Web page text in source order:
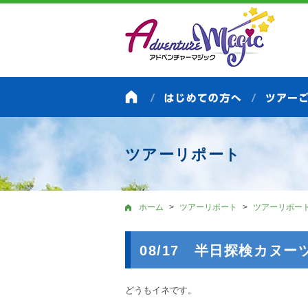
ツアーリポート
ホーム ツアーリポート ツアーリポート
08/17 半日探検カヌー
どうもイネです。